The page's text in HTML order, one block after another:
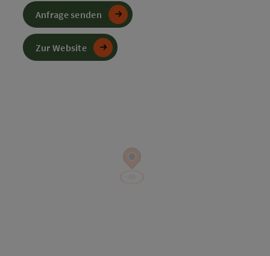
Anfrage senden
Zur Website